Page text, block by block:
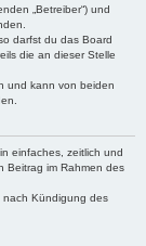
„Betreiber“) und
darfst du das Board
die an dieser Stelle
und kann von beiden
einfaches, zeitlich und
Beitrag im Rahmen des
nach Kündigung des